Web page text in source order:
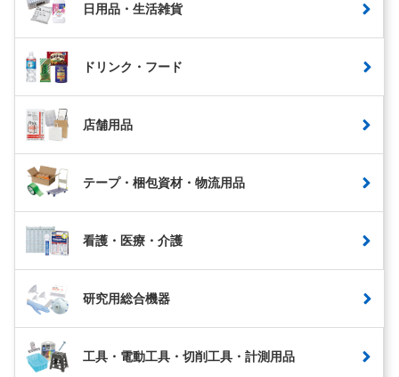
日用品・生活雑貨
ドリンク・フード
店舗用品
テープ・梱包資材・物流用品
看護・医療・介護
研究用総合機器
工具・電動工具・切削工具・計測用品